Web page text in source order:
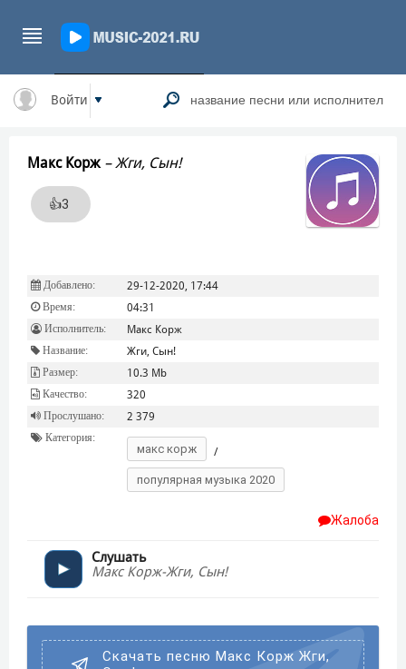
Войти
Макс Корж – Жги, Сын!
👍3
Добавлено: 29-12-2020, 17:44
Время: 04:31
Исполнитель: Макс Корж
Название: Жги, Сын!
Размер: 10.3 Mb
Качество: 320
Прослушано: 2 379
Категория:
макс корж /
популярная музыка 2020
Жалоба
Слушать
Макс Корж-Жги, Сын!
Скачать песню Макс Корж Жги,